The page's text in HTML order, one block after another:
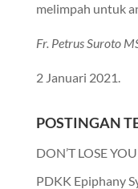
melimpah untuk
Fr. Petrus Suroto
2 Januari 2021.
POSTINGAN
DON’T LOSE
PDKK Epiphany